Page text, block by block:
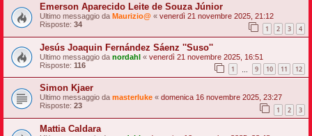
Emerson Aparecido Leite de Souza Júnior
Ultimo messaggio da Maurizio@ « venerdì 21 novembre 2025, 21:12
Risposte: 34 1 2 3 4
Jesús Joaquin Fernández Sáenz ''Suso''
Ultimo messaggio da nordahl « venerdì 21 novembre 2025, 16:51
Risposte: 116 1 9 10 11 12
Simon Kjaer
Ultimo messaggio da masterluke « domenica 16 novembre 2025, 23:27
Risposte: 23 1 2 3
Mattia Caldara